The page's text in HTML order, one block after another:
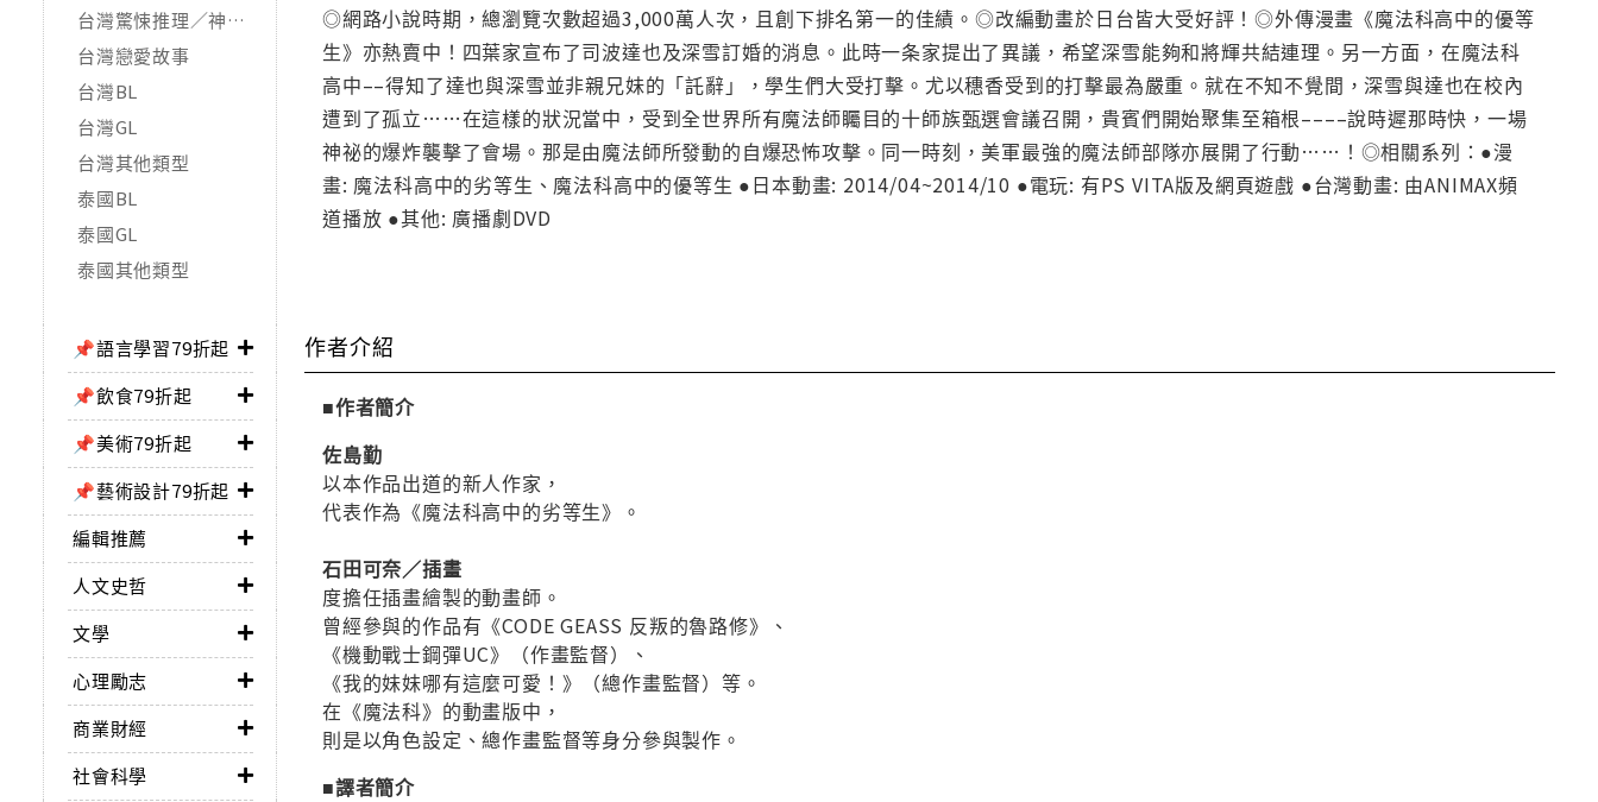
台灣驚悚推理／神怪靈異
台灣戀愛故事
台灣BL
台灣GL
台灣其他類型
泰國BL
泰國GL
泰國其他類型
📌語言學習79折起
📌飲食79折起
📌美術79折起
📌藝術設計79折起
編輯推薦
人文史哲
文學
心理勵志
商業財經
社會科學
◎網路小說時期，總瀏覽次數超過3,000萬人次，且創下排名第一的佳績。◎改編動畫於日台皆大受好評！◎外傳漫畫《魔法科高中的優等
生》亦熱賣中！四葉家宣布了司波達也及深雪訂婚的消息。此時一条家提出了異議，希望深雪能夠和將輝共結連理。另一方面，在魔法科
高中––得知了達也與深雪並非親兄妹的「託辭」，學生們大受打擊。尤以穗香受到的打擊最為嚴重。就在不知不覺間，深雪與達也在校內
遭到了孤立……在這樣的狀況當中，受到全世界所有魔法師矚目的十師族甄選會議召開，貴賓們開始聚集至箱根––––說時遲那時快，一場
神祕的爆炸襲擊了會場。那是由魔法師所發動的自爆恐怖攻擊。同一時刻，美軍最強的魔法師部隊亦展開了行動……！◎相關系列：●漫
畫: 魔法科高中的劣等生、魔法科高中的優等生 ●日本動畫: 2014/04~2014/10 ●電玩: 有PS VITA版及網頁遊戲 ●台灣動畫: 由ANIMAX頻
道播放 ●其他: 廣播劇DVD
作者介紹
■作者簡介
佐島勤
以本作品出道的新人作家，
代表作為《魔法科高中的劣等生》。
石田可奈／插畫
度擔任插畫繪製的動畫師。
曾經參與的作品有《CODE GEASS 反叛的魯路修》、
《機動戰士鋼彈UC》（作畫監督）、
《我的妹妹哪有這麼可愛！》（總作畫監督）等。
在《魔法科》的動畫版中，
則是以角色設定、總作畫監督等身分參與製作。
■譯者簡介